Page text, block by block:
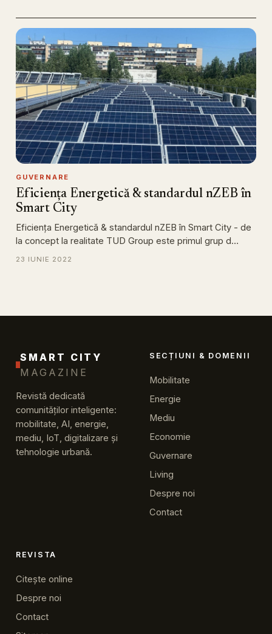
GUVERNARE
Eficiența Energetică & standardul nZEB în
Smart City
Eficiența Energetică & standardul nZEB în Smart City - de
la concept la realitate TUD Group este primul grup d…
23 IUNIE 2022
SMART CITY
MAGAZINE
Revistă dedicată
comunităților inteligente:
mobilitate, AI, energie,
mediu, IoT, digitalizare și
tehnologie urbană.
SECȚIUNI & DOMENII
Mobilitate
Energie
Mediu
Economie
Guvernare
Living
Despre noi
Contact
REVISTA
Citește online
Despre noi
Contact